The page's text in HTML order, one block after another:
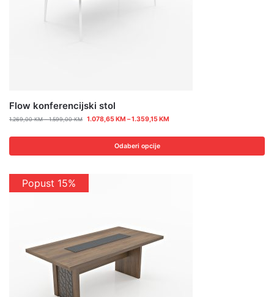
Flow konferencijski stol
1.269,00KM – 1.599,00KM 1.078,65KM –1.359,15KM
Odaberi opcije
Popust 15%